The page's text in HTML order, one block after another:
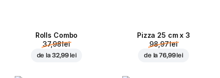
Rolls Combo
37,98 lei
de la 32,99 lei
Pizza 25 cm x 3
98,97 lei
de la76,99 lei